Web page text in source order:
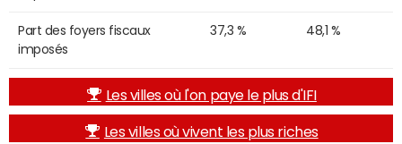
Part des foyers fiscaux
imposés
37,3 % 48,1 %
Les villes où l'on paye le plus d'IFI
Les villes où vivent les plus riches